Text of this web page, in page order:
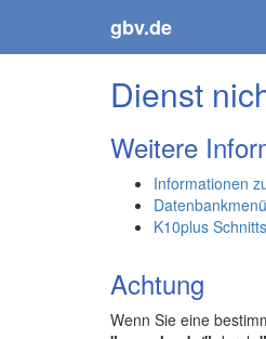
gbv.de
Dienst
Weitere
Informationen
Datenbankmenü
K10plus
Achtung
Wenn Sie eine